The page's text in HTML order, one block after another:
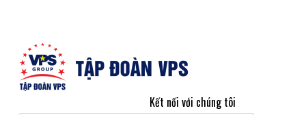
Kết nối với chúng tôi